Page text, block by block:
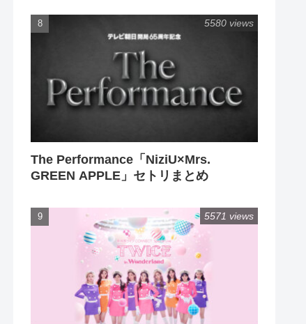
The Performance「NiziU×Mrs.
GREEN APPLE」セトリまとめ
5580 views
5571 views